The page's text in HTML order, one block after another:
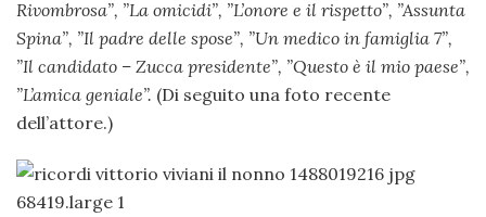
Rivombrosa”, ”La omicidi”, ”L’onore e il rispetto”, ”Assunta
Spina”, ”Il padre delle spose”, ”Un medico in famiglia 7”,
”Il candidato – Zucca presidente”, ”Questo è il mio paese”,
”L’amica geniale”. (Di seguito una foto recente
dell’attore.)